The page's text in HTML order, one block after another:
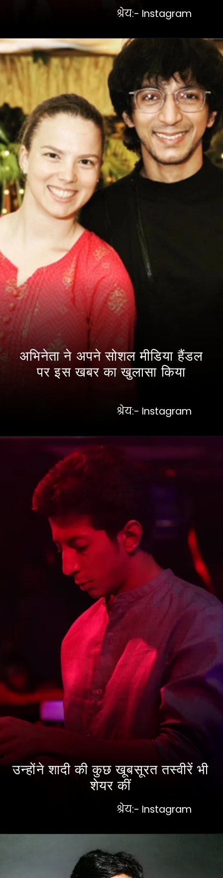
श्रेय:- Instagram
श्रेय:- Instagram
अभिनेता ने अपने सोशल मीडिया हैंडल
पर इस खबर का खुलासा किया
श्रेय:- Instagram
उन्होंने शादी की कुछ खूबसूरत तस्वीरें भी
शेयर कीं